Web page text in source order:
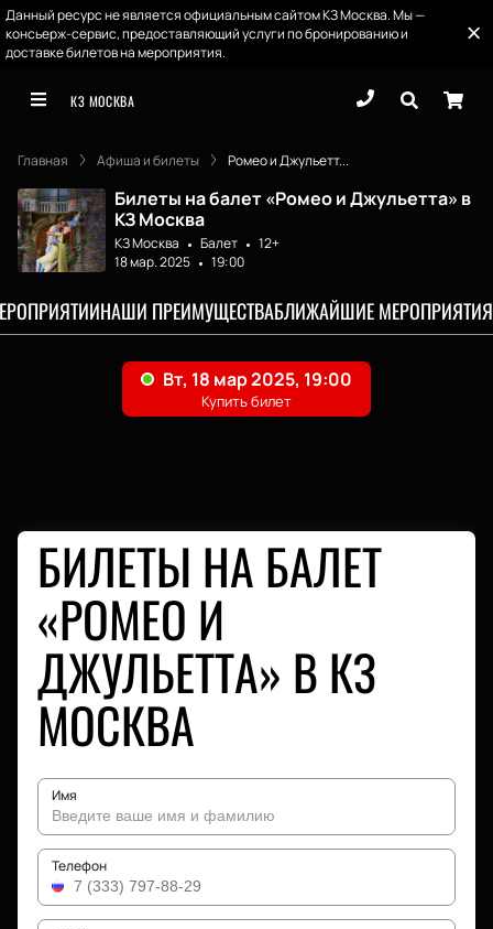
Данный ресурс не является официальным сайтом КЗ Москва. Мы —
консьерж-сервис, предоставляющий услуги по бронированию и
доставке билетов на мероприятия.
КЗ МОСКВА
Главная Афиша и билеты Ромео и Джульетт...
Билеты на балет «Ромео и Джульетта» в
КЗ Москва
КЗ Москва Балет
12+
18 мар. 2025
19:00
НАШИ ПРЕИМУЩЕСТВАБЛИЖАЙШИЕ МЕРОПРИЯТИЯ
БИЛЕТЫ НА БАЛЕТ
«РОМЕО И
ДЖУЛЬЕТТА» В КЗ
МОСКВА
Имя
Телефон